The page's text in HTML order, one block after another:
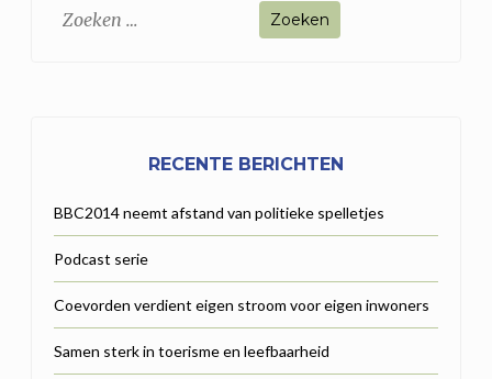
Zoeken
RECENTE BERICHTEN
BBC2014 neemt afstand van politieke spelletjes
Podcast serie
Coevorden verdient eigen stroom voor eigen inwoners
Samen sterk in toerisme en leefbaarheid